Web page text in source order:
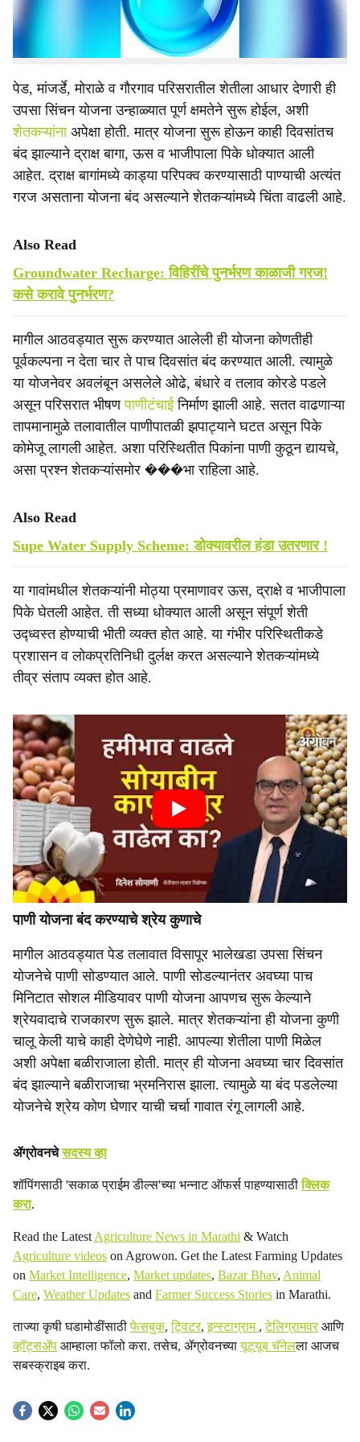
मार्गावर आहेत. याकडे लोकप्रतिनिधींकडून होत असलेल्या
दुर्लक्षाबाबत शेतकऱ्यांमध्ये तीव्र नाराजी व्यक्त होत आहे.
पेड, मांजर्डे, मोराळे व गौरगाव परिसरातील शेतीला आधार देणारी ही
उपसा सिंचन योजना उन्हाळ्यात पूर्ण क्षमतेने सुरू होईल, अशी
शेतकऱ्यांना अपेक्षा होती. मात्र योजना सुरू होऊन काही दिवसांतच
बंद झाल्याने द्राक्ष बागा, ऊस व भाजीपाला पिके धोक्यात आली
आहेत. द्राक्ष बागांमध्ये काड्या परिपक्व करण्यासाठी पाण्याची अत्यंत
गरज असताना योजना बंद असल्याने शेतकऱ्यांमध्ये चिंता वाढली आहे.
Also Read
Groundwater Recharge: विहिरींचे पुनर्भरण काळाजी गरज!
कसे करावे पुनर्भरण?
मागील आठवड्यात सुरू करण्यात आलेली ही योजना कोणतीही
पूर्वकल्पना न देता चार ते पाच दिवसांत बंद करण्यात आली. त्यामुळे
या योजनेवर अवलंबून असलेले ओढे, बंधारे व तलाव कोरडे पडले
असून परिसरात भीषणपाणीटंचाईनिर्माण झाली आहे. सतत वाढणाऱ्या
तापमानामुळे तलावातील पाणीपातळी झपाट्याने घटत असून पिके
कोमेजू लागली आहेत. अशा परिस्थितीत पिकांना पाणी कुठून द्यायचे,
असा प्रश्न शेतकऱ्यांसमोर ���भा राहिला आहे.
Also Read
Supe Water Supply Scheme: डोक्यावरील हंडा उतरणार !
या गावांमधील शेतकऱ्यांनी मोठ्या प्रमाणावर ऊस, द्राक्षे व भाजीपाला
पिके घेतली आहेत. ती सध्या धोक्यात आली असून संपूर्ण शेती
उद्ध्वस्त होण्याची भीती व्यक्त होत आहे. या गंभीर परिस्थितीकडे
प्रशासन व लोकप्रतिनिधी दुर्लक्ष करत असल्याने शेतकऱ्यांमध्ये
तीव्र संताप व्यक्त होत आहे.
पाणी योजना बंद करण्याचे श्रेय कुणाचे
मागील आठवड्यात पेड तलावात विसापूर भालेखडा उपसा सिंचन
योजनेचे पाणी सोडण्यात आले. पाणी सोडल्यानंतर अवघ्या पाच
मिनिटात सोशल मीडियावर पाणी योजना आपणच सुरू केल्याने
श्रेयवादाचे राजकारण सुरू झाले. मात्र शेतकऱ्यांना ही योजना कुणी
चालू केली याचे काही देणेघेणे नाही. आपल्या शेतीला पाणी मिळेल
अशी अपेक्षा बळीराजाला होती. मात्र ही योजना अवघ्या चार दिवसांत
बंद झाल्याने बळीराजाचा भ्रमनिरास झाला. त्यामुळे या बंद पडलेल्या
योजनेचे श्रेय कोण घेणार याची चर्चा गावात रंगू लागली आहे.
ॲग्रोवनचेसदस्य व्हा
शॉपिंगसाठी 'सकाळ प्राईम डील्स'च्या भन्नाट ऑफर्स पाहण्यासाठीक्लिक
करा.
Read the Latest Agriculture News in Marathi & Watch
Agriculture videos on Agrowon. Get the Latest Farming Updates
on Market Intelligence, Market updates, Bazar Bhav, Animal
Care, Weather Updates and Farmer Success Stories in Marathi.
ताज्या कृषी घडामोडींसाठीफेसबुक,ट्विटर,इन्स्टाग्राम ,टेलिग्रामवरआणि
व्हॉट्सॲप आम्हाला फॉलो करा. तसेच, ॲग्रोवनच्यायूट्यूब चॅनेलला आजच
सबस्क्राइब करा.